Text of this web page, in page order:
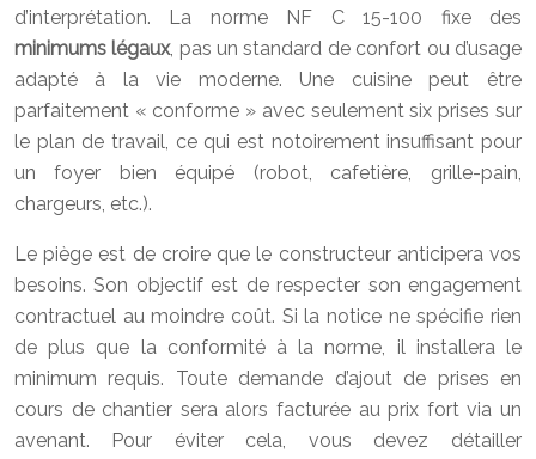
d’interprétation. La norme NF C 15-100 fixe des
minimums légaux, pas un standard de confort ou d’usage
adapté à la vie moderne. Une cuisine peut être
parfaitement « conforme » avec seulement six prises sur
le plan de travail, ce qui est notoirement insuffisant pour
un foyer bien équipé (robot, cafetière, grille-pain,
chargeurs, etc.).
Le piège est de croire que le constructeur anticipera vos
besoins. Son objectif est de respecter son engagement
contractuel au moindre coût. Si la notice ne spécifie rien
de plus que la conformité à la norme, il installera le
minimum requis. Toute demande d’ajout de prises en
cours de chantier sera alors facturée au prix fort via un
avenant. Pour éviter cela, vous devez détailler